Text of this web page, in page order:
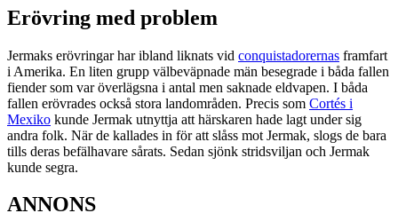
Erövring med problem
Jermaks erövringar har ibland liknats vid conquistadorernas framfart
i Amerika. En liten grupp välbeväpnade män besegrade i båda fallen
fiender som var överlägsna i antal men saknade eldvapen. I båda
fallen erövrades också stora landområden. Precis som Cortés i
Mexiko kunde Jermak utnyttja att härskaren hade lagt under sig
andra folk. När de kallades in för att slåss mot Jermak, slogs de bara
tills deras befälhavare sårats. Sedan sjönk stridsviljan och Jermak
kunde segra.
ANNONS